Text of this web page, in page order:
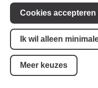
Cookies accepteren
Ik wil alleen
Meer keuzes
Werken bij
Privacyverklaring
Cookie-instellingen